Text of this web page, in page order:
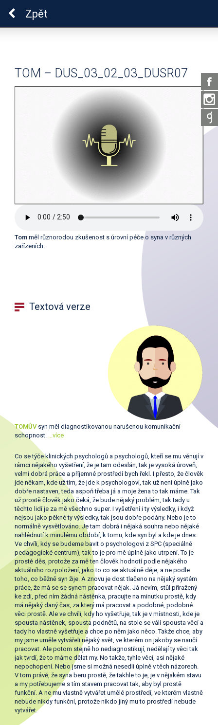
Zpět
TOM – DUS_03_02_03_DUSR07
Tom měl různorodou zkušenost s úrovní péče o syna v různých
zařízeních.
Textová verze
TOMŮVsyn měl diagnostikovanou narušenou komunikační
schopnost.
…více
Co se týče klinických psychologů a psychologů, kteří se mu věnují v
rámci nějakého vyšetření, že je tam odeslán, tak je vysoká úroveň,
velmi dobrá práce a příjemné prostředí bych řekl. I přesto, že člověk
jde někam, kde už tím, že jde k psychologovi, tak už není úplně jako
dobře nastaven, teda aspoň třeba já a moje žena to tak máme. Tak
už prostě člověk jako čeká, že bude nějaký problém, tak tady u
těchto lidí je za mě všechno super. I vyšetření i ty výsledky, i když
nejsou jako pěkné ty výsledky, tak jsou dobře podány. Nebo je to
normálně vysvětlováno. Je tam dobrá i nějaká souhra nebo nějaké
nahlédnutí k minulému období, k tomu, kde syn byl a kde je dnes.
Ve chvíli, kdy se budeme bavit o psychologovi z SPC (speciálně
pedagogické centrum), tak to je pro mě úplně jako utrpení. To je
prostě děs, protože za mě ten člověk hodnotí podle nějakého
aktuálního rozpoložení, jako to co se aktuálně děje, a ne podle
toho, co běžně syn žije. A znovu je dost tlačeno na nějaký systém
práce, že má se se synem pracovat nějak. Já nevím, stůl přiražený
ke zdi, před ním žádná nástěnka, pracujte na minutku prostě, kdy
má nějaký daný čas, za který má pracovat a podobné, podobné
věci prostě. Ale ve chvíli, kdy ho vyšetřuje, tak je v místnosti, kde je
spousta nástěnek, spousta podnětů, na stole se válí spousta věcí a
tady ho vlastně vyšetřuje a chce po něm jako něco. Takže chce, aby
my jsme uměle vytvářeli nějaký svět, ve kterém on jakoby se naučí
pracovat. Ale potom stejně ho nediagnostikují, nedělají ty věci tak
jak tvrdí, že to máme dělat my. No takže, tyhle věci, asi nějaké
nepochopení. Nebo jsme si možná nesedli úplně v těch názorech.
V tom právě, že syna beru prostě, že takhle to je, je v nějakém stavu
a my potřebujeme s tím stavem pracovat tak, aby byl prostě
funkční. A ne mu vlastně vytvářet umělé prostředí, ve kterém vlastně
nebude nikdy funkční, protože nikdo jiný mu to prostředí nebude
vytvářet.